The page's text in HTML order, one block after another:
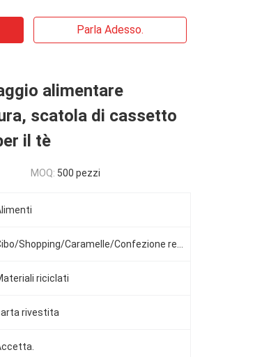
Parla Adesso.
alimentare
scatola di cassetto
il tè
MOQ: 500 pezzi
riciclati
rivestita